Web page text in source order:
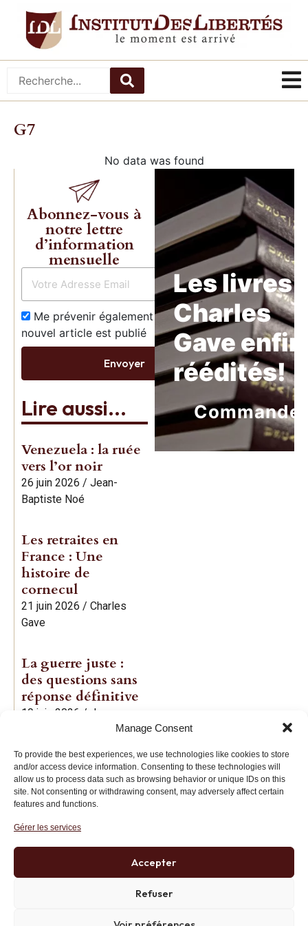
Manage Consent
To provide the best experiences, we use technologies like cookies to store
and/or access device information. Consenting to these technologies will
allow us to process data such as browsing behavior or unique IDs on this
site. Not consenting or withdrawing consent, may adversely affect certain
features and functions.
Gérer les services
Accepter
Refuser
G7
No data was found
Abonnez-vous à
notre lettre
d’information
mensuelle
Me prévenir également dès qu’un
nouvel article est publié
Envoyer
Lire aussi...
Venezuela : la ruée
vers l’or noir
26 juin 2026 / Jean-
Baptiste Noé
Les retraites en
France : Une
histoire de
cornecul
21 juin 2026 / Charles
Gave
La guerre juste :
des questions sans
réponse définitive
19 juin 2026 / Jean-
Les livres
Charles
Gave enfin
réédités!
Institut des Libertés
+33 (0)1 71 20 45 39